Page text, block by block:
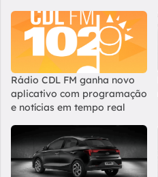
Rádio CDL FM ganha novo
aplicativo com programação
e notícias em tempo real